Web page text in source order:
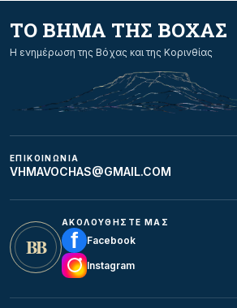
ΤΟ ΒΗΜΑ ΤΗΣ ΒΟΧΑΣ
Η ενημέρωση της Βόχας και της Κορινθίας
ΕΠΙΚΟΙΝΩΝΙΑ
VHMAVOCHAS@GMAIL.COM
ΒΒ
ΑΚΟΛΟΥΘΗΣΤΕ ΜΑΣ
f Facebook
Instagram